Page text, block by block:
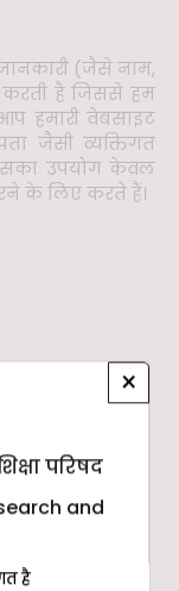
(जैसे नाम,
करती है जिससे हम
हमारी वेबसाइट
जैसी व्यक्तिगत
उपयोग केवल
के लिए करते हैं।
×
परिषद
and
है